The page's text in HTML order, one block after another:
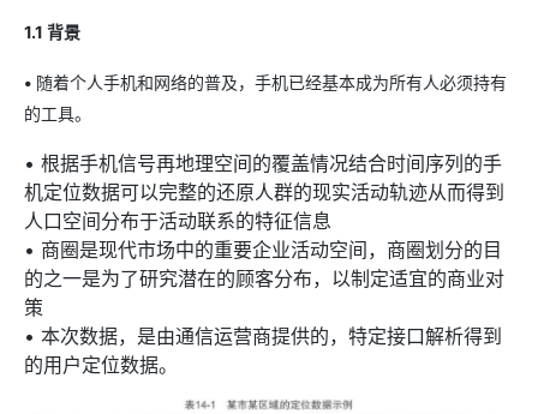
1.1 背景
• 随着个人手机和网络的普及，手机已经基本成为所有人必须持有
的工具。
• 根据手机信号再地理空间的覆盖情况结合时间序列的手
机定位数据可以完整的还原人群的现实活动轨迹从而得到
人口空间分布于活动联系的特征信息
• 商圈是现代市场中的重要企业活动空间，商圈划分的目
的之一是为了研究潜在的顾客分布，以制定适宜的商业对
策
• 本次数据，是由通信运营商提供的，特定接口解析得到
的用户定位数据。